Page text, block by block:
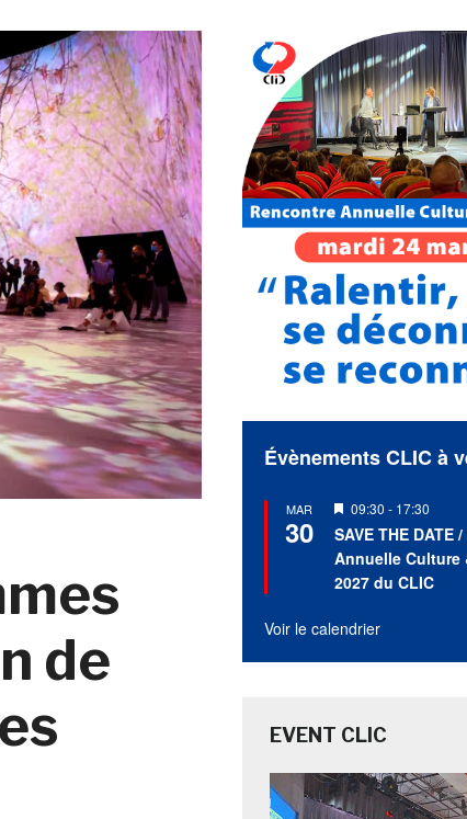
de
Évènements CLIC à
MAR
30
Mis
en
avant
09:30 - 17:30
SAVE THE DATE
Annuelle Culture
2027 du CLIC
Voir le calendrier
EVENT CLIC